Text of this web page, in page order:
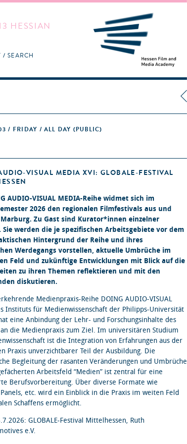
HESSIAN
SEARCH
/ FRIDAY / ALL DAY (PUBLIC)
VISUAL MEDIA XVI: GLOBALE-FESTIVAL
AUDIO-VISUAL MEDIA-Reihe widmet sich im
2026 den regionalen Filmfestivals aus und
Zu Gast sind Kurator*innen einzelner
Sie werden die je spezifischen Arbeitsgebiete vor dem
Hintergrund der Reihe und ihres
Werdegangs vorstellen, aktuelle Umbrüche im
Feld und zukünftige Entwicklungen mit Blick auf die
zu ihren Themen reflektieren und mit den
diskutieren.
Medienpraxis-Reihe DOING AUDIO-VISUAL
Instituts für Medienwissenschaft der Philipps-Universität
eine Anbindung der Lehr- und Forschungsinhalte des
die Medienpraxis zum Ziel. Im universitären Studium
ist die Integration von Erfahrungen aus der
Praxis unverzichtbarer Teil der Ausbildung. Die
Begleitung der rasanten Veränderungen und Umbrüche
Arbeitsfeld “Medien” ist zentral für eine
Berufsvorbereitung. Über diverse Formate wie
etc. wird ein Einblick in die Praxis im weiten Feld
Schaffens ermöglicht.
GLOBALE-Festival Mittelhessen, Ruth
e.V.